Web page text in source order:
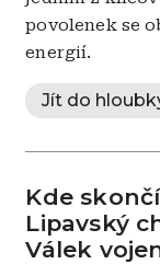
povolenek se
energií.
Jít do
Kde
Lipavský
Válek